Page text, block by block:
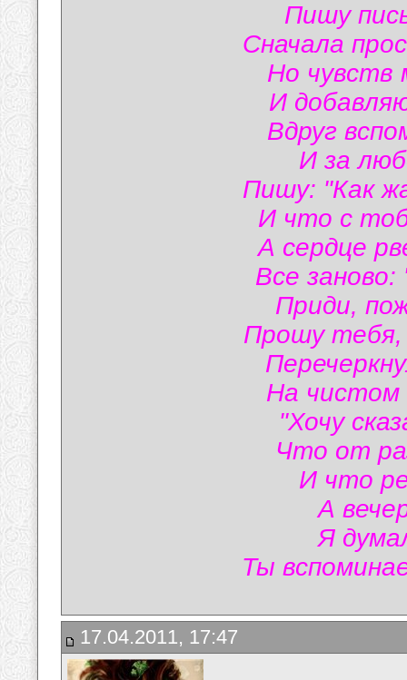
Пишу
Сначала
Но чувств
И
Вдруг
И за
Пишу: "Как
И что с
А сердце
Все
Приди,
Прошу тебя,
На чистом
"Хочу
Что от
И что
А
Я
Ты
17.04.2011, 17:47